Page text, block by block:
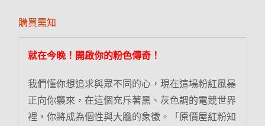
購買需知
就在今晚！開啟你的粉色傳奇！
我們懂你想追求與眾不同的心，現在這場粉紅風暴
正向你襲來，在這個充斥著黑、灰色調的電競世界
裡，你將成為個性與大膽的象徵。「原價屋紅粉知